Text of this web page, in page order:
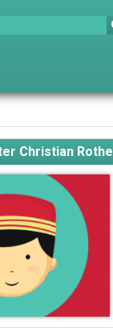
Christian Rothe